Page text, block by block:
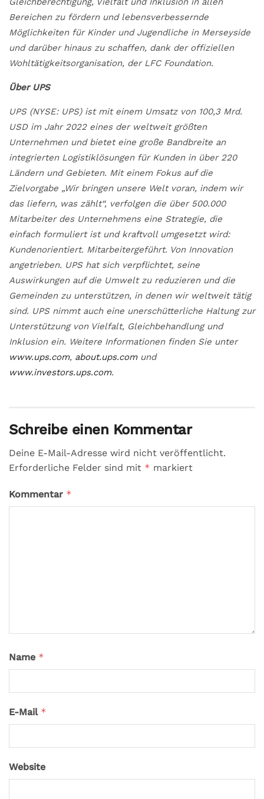
Bereichen zu fördern und lebensverbessernde
Möglichkeiten für Kinder und Jugendliche in Merseyside
und darüber hinaus zu schaffen, dank der offiziellen
Wohltätigkeitsorganisation, der LFC Foundation.
Über UPS
UPS (NYSE: UPS) ist mit einem Umsatz von 100,3 Mrd.
USD im Jahr 2022 eines der weltweit größten
Unternehmen und bietet eine große Bandbreite an
integrierten Logistiklösungen für Kunden in über 220
Ländern und Gebieten. Mit einem Fokus auf die
Zielvorgabe „Wir bringen unsere Welt voran, indem wir
das liefern, was zählt“, verfolgen die über 500.000
Mitarbeiter des Unternehmens eine Strategie, die
einfach formuliert ist und kraftvoll umgesetzt wird:
Kundenorientiert. Mitarbeitergeführt. Von Innovation
angetrieben. UPS hat sich verpflichtet, seine
Auswirkungen auf die Umwelt zu reduzieren und die
Gemeinden zu unterstützen, in denen wir weltweit tätig
sind. UPS nimmt auch eine unerschütterliche Haltung zur
Unterstützung von Vielfalt, Gleichbehandlung und
Inklusion ein. Weitere Informationen finden Sie unter
www.ups.com, about.ups.comund
www.investors.ups.com.
Schreibe einen Kommentar
Deine E-Mail-Adresse wird nicht veröffentlicht.
Erforderliche Felder sind mit * markiert
Kommentar *
Name *
E-Mail *
Website